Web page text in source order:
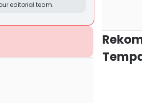
editorial team.